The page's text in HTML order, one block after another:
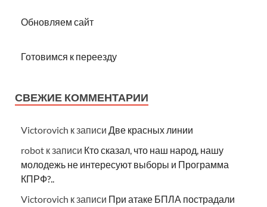
Обновляем сайт
Готовимся к переезду
СВЕЖИЕ КОММЕНТАРИИ
Victorovich к записи Две красных линии
robot к записи Кто сказал, что наш народ, нашу
молодежь не интересуют выборы и Программа
КПРФ?..
Victorovich к записи При атаке БПЛА пострадали